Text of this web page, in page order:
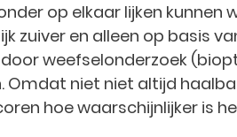
op elkaar lijken kunnen
zuiver en alleen op basis
weefselonderzoek
niet niet altijd
hoe waarschijnlijker is